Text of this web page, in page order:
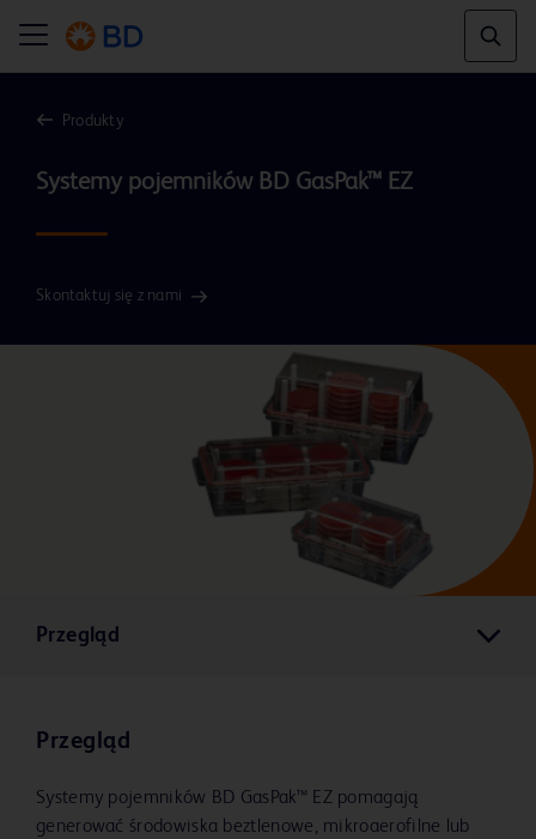
Produkty
Skontaktuj się z nami
Przegląd
Przegląd
Systemy pojemników BD GasPak™ EZ pomagają
generować środowiska beztlenowe, mikroaerofilne lub